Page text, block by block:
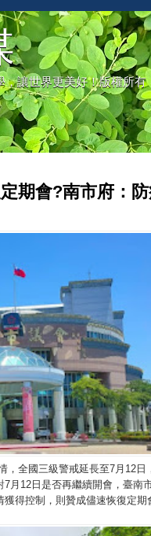
讓世界更美好！版權所
期會?南市府：
，全國三級警戒延長至7月12日
月12日是否再繼續開會，臺南
得控制，則贊成儘速恢復定期